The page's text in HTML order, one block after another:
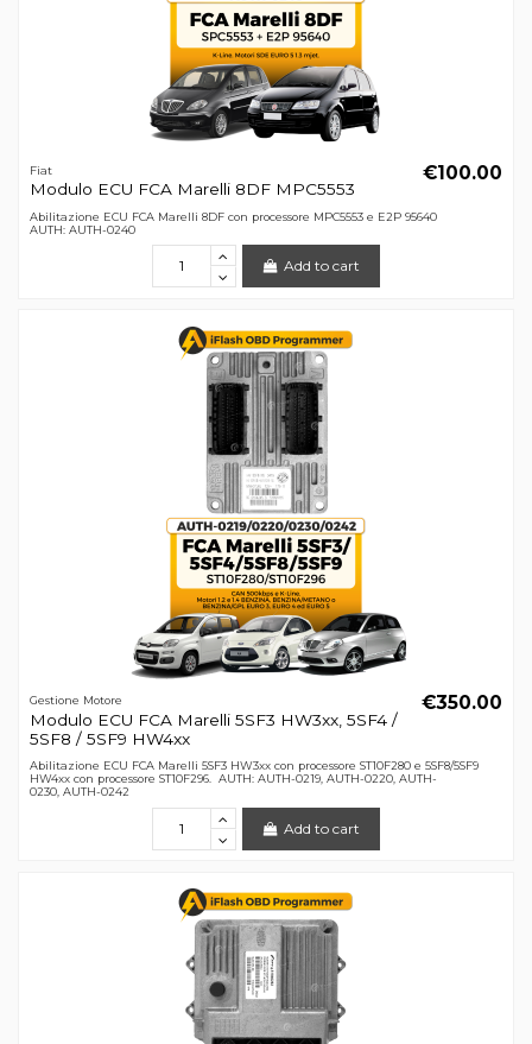
Fiat
Modulo ECU FCA Marelli 8DF MPC5553
€100.00
Abilitazione ECU FCA Marelli 8DF con processore MPC5553 e E2P 95640
AUTH: AUTH-0240
Add to cart
Gestione Motore
Modulo ECU FCA Marelli 5SF3 HW3xx, 5SF4 /
5SF8 / 5SF9 HW4xx
€350.00
Abilitazione ECU FCA Marelli 5SF3 HW3xx con processore ST10F280 e 5SF8/5SF9
HW4xx con processore ST10F296. AUTH: AUTH-0219, AUTH-0220, AUTH-
0230, AUTH-0242
Add to cart